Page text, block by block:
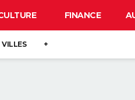
FINANCE
VILLES +